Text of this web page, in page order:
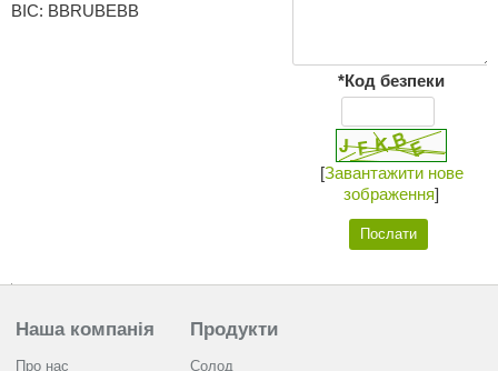
BIC: BBRUBEBB
*Код безпеки
[Завантажити нове
зображення]
Наша компанія
Про нас
Продукти
Солод